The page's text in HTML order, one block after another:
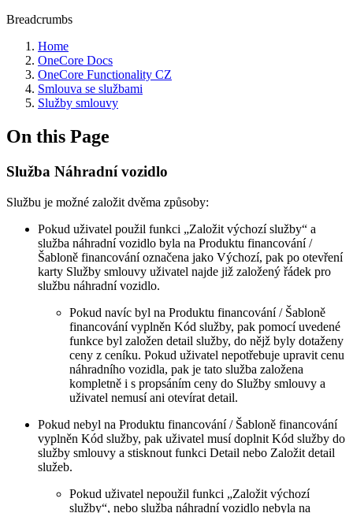
Breadcrumbs
Home
OneCore Docs
OneCore Functionality CZ
Smlouva se službami
Služby smlouvy
On this Page
Služba Náhradní vozidlo
Službu je možné založit dvěma způsoby:
Pokud uživatel použil funkci „Založit výchozí služby“ a
služba náhradní vozidlo byla na Produktu financování /
Šabloně financování označena jako Výchozí, pak po otevření
karty Služby smlouvy uživatel najde již založený řádek pro
službu náhradní vozidlo.
Pokud navíc byl na Produktu financování / Šabloně
financování vyplněn Kód služby, pak pomocí uvedené
funkce byl založen detail služby, do nějž byly dotaženy
ceny z ceníku. Pokud uživatel nepotřebuje upravit cenu
náhradního vozidla, pak je tato služba založena
kompletně i s propsáním ceny do Služby smlouvy a
uživatel nemusí ani otevírat detail.
Pokud nebyl na Produktu financování / Šabloně financování
vyplněn Kód služby, pak uživatel musí doplnit Kód služby do
služby smlouvy a stisknout funkci Detail nebo Založit detail
služeb.
Pokud uživatel nepoužil funkci „Založit výchozí
služby“, nebo služba náhradní vozidlo nebyla na